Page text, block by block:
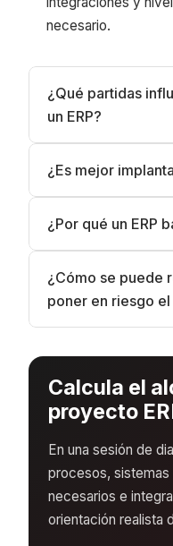
necesario.
¿Qué partidas
un ERP?
¿Es mejor
¿Por qué un ERP
¿Cómo se puede
poner en riesgo
Calcula el
proyecto
En una sesión de
procesos, sistemas
necesarios e
orientación realista